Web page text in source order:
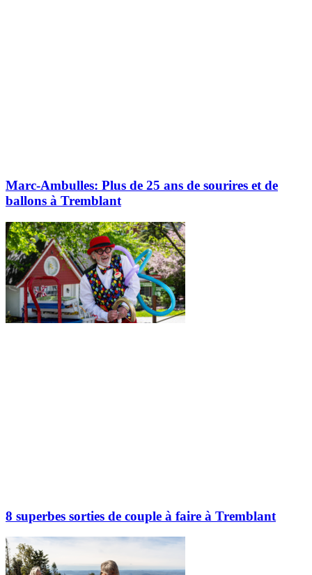
Marc-Ambulles: Plus de 25 ans de sourires et de
ballons à Tremblant
8 superbes sorties de couple à faire à Tremblant